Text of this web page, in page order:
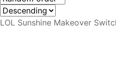
LOL Sunshine Makeover